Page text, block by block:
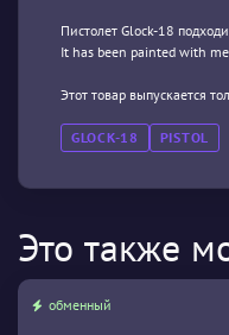
Пистолет Glock-18
It has been painted with
Этот товар выпускается
GLOCK-18 PISTOL
Это также
обменный